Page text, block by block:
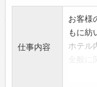
仕事内容
お客様
もに紡
ホテル